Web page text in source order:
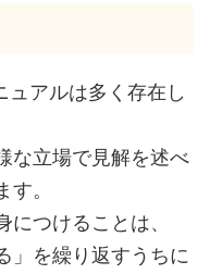
アルは多く存在し
な立場で見解を述べ
。
につけることは、
」を繰り返すうちに